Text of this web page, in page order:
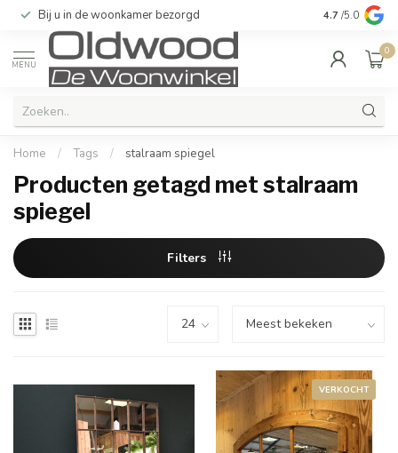
Bij u in de woonkamer bezorgd Kwaliteit &
4.7 /5.0
MENU
0
Home / Tags / stalraam spiegel
Producten getagd met stalraam
spiegel
Filters
VERKOCHT